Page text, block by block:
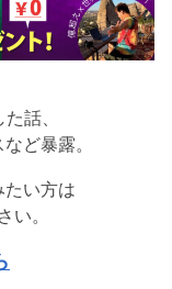
話、
ど暴露。
たい方は
い。